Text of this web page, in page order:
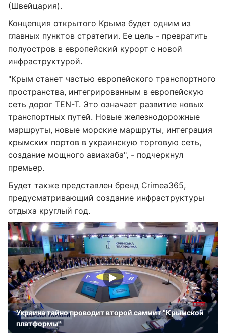
(Швейцария).
Концепция открытого Крыма будет одним из
главных пунктов стратегии. Ее цель - превратить
полуостров в европейский курорт с новой
инфраструктурой.
"Крым станет частью европейского транспортного
пространства, интегрированным в европейскую
сеть дорог TEN-T. Это означает развитие новых
транспортных путей. Новые железнодорожные
маршруты, новые морские маршруты, интеграция
крымских портов в украинскую торговую сеть,
создание мощного авиахаба", - подчеркнул
премьер.
Будет также представлен бренд Crimea365,
предусматривающий создание инфраструктуры
отдыха круглый год.
Украина тайно проводит второй саммит "Крымской
платформы"